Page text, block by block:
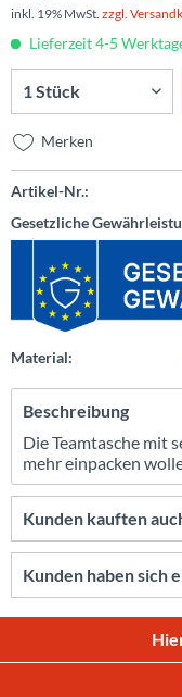
inkl. 19% MwSt. zzgl.
Lieferzeit 4-5
Merken
Artikel-Nr.:
Gesetzliche
Material:
Beschreibung
Die Teamtasche mit
mehr einpacken
Kunden kauften
Kunden haben sich